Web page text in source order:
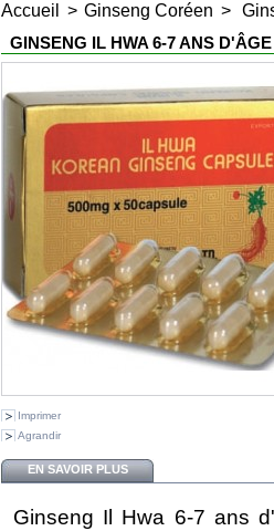
Accueil > Ginseng Coréen >
GINSENG IL HWA 6-7 ANS
Imprimer
Agrandir
EN SAVOIR PLUS
Ginseng Il Hwa 6-7 ans